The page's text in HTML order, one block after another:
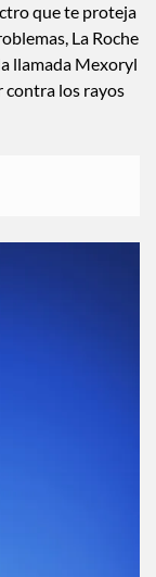
que te proteja
La Roche
llamada Mexoryl
contra los rayos